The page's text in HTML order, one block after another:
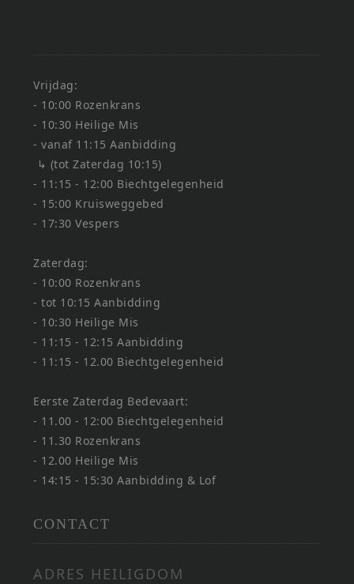
Vrijdag:
- 10:00 Rozenkrans
- 10:30 Heilige Mis
- vanaf 11:15 Aanbidding
↳ (tot Zaterdag 10:15)
- 11:15 - 12:00 Biechtgelegenheid
- 15:00 Kruisweggebed
- 17:30 Vespers
Zaterdag:
- 10:00 Rozenkrans
- tot 10:15 Aanbidding
- 10:30 Heilige Mis
- 11:15 - 12:15 Aanbidding
- 11:15 - 12.00 Biechtgelegenheid
Eerste Zaterdag Bedevaart:
- 11.00 - 12:00 Biechtgelegenheid
- 11.30 Rozenkrans
- 12.00 Heilige Mis
- 14:15 - 15:30 Aanbidding & Lof
CONTACT
ADRES HEILIGDOM